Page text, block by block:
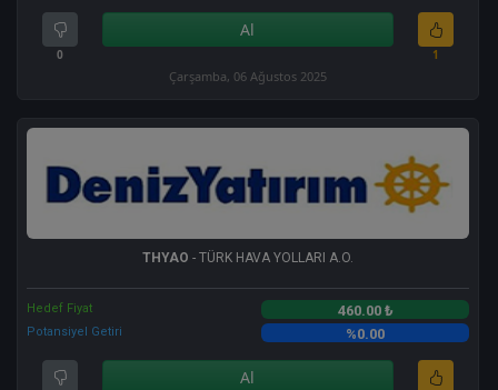
0
Al
1
Çarşamba, 06 Ağustos 2025
THYAO - TÜRK HAVA YOLLARI A.O.
Hedef Fiyat 460.00 ₺
Potansiyel Getiri %0.00
Al